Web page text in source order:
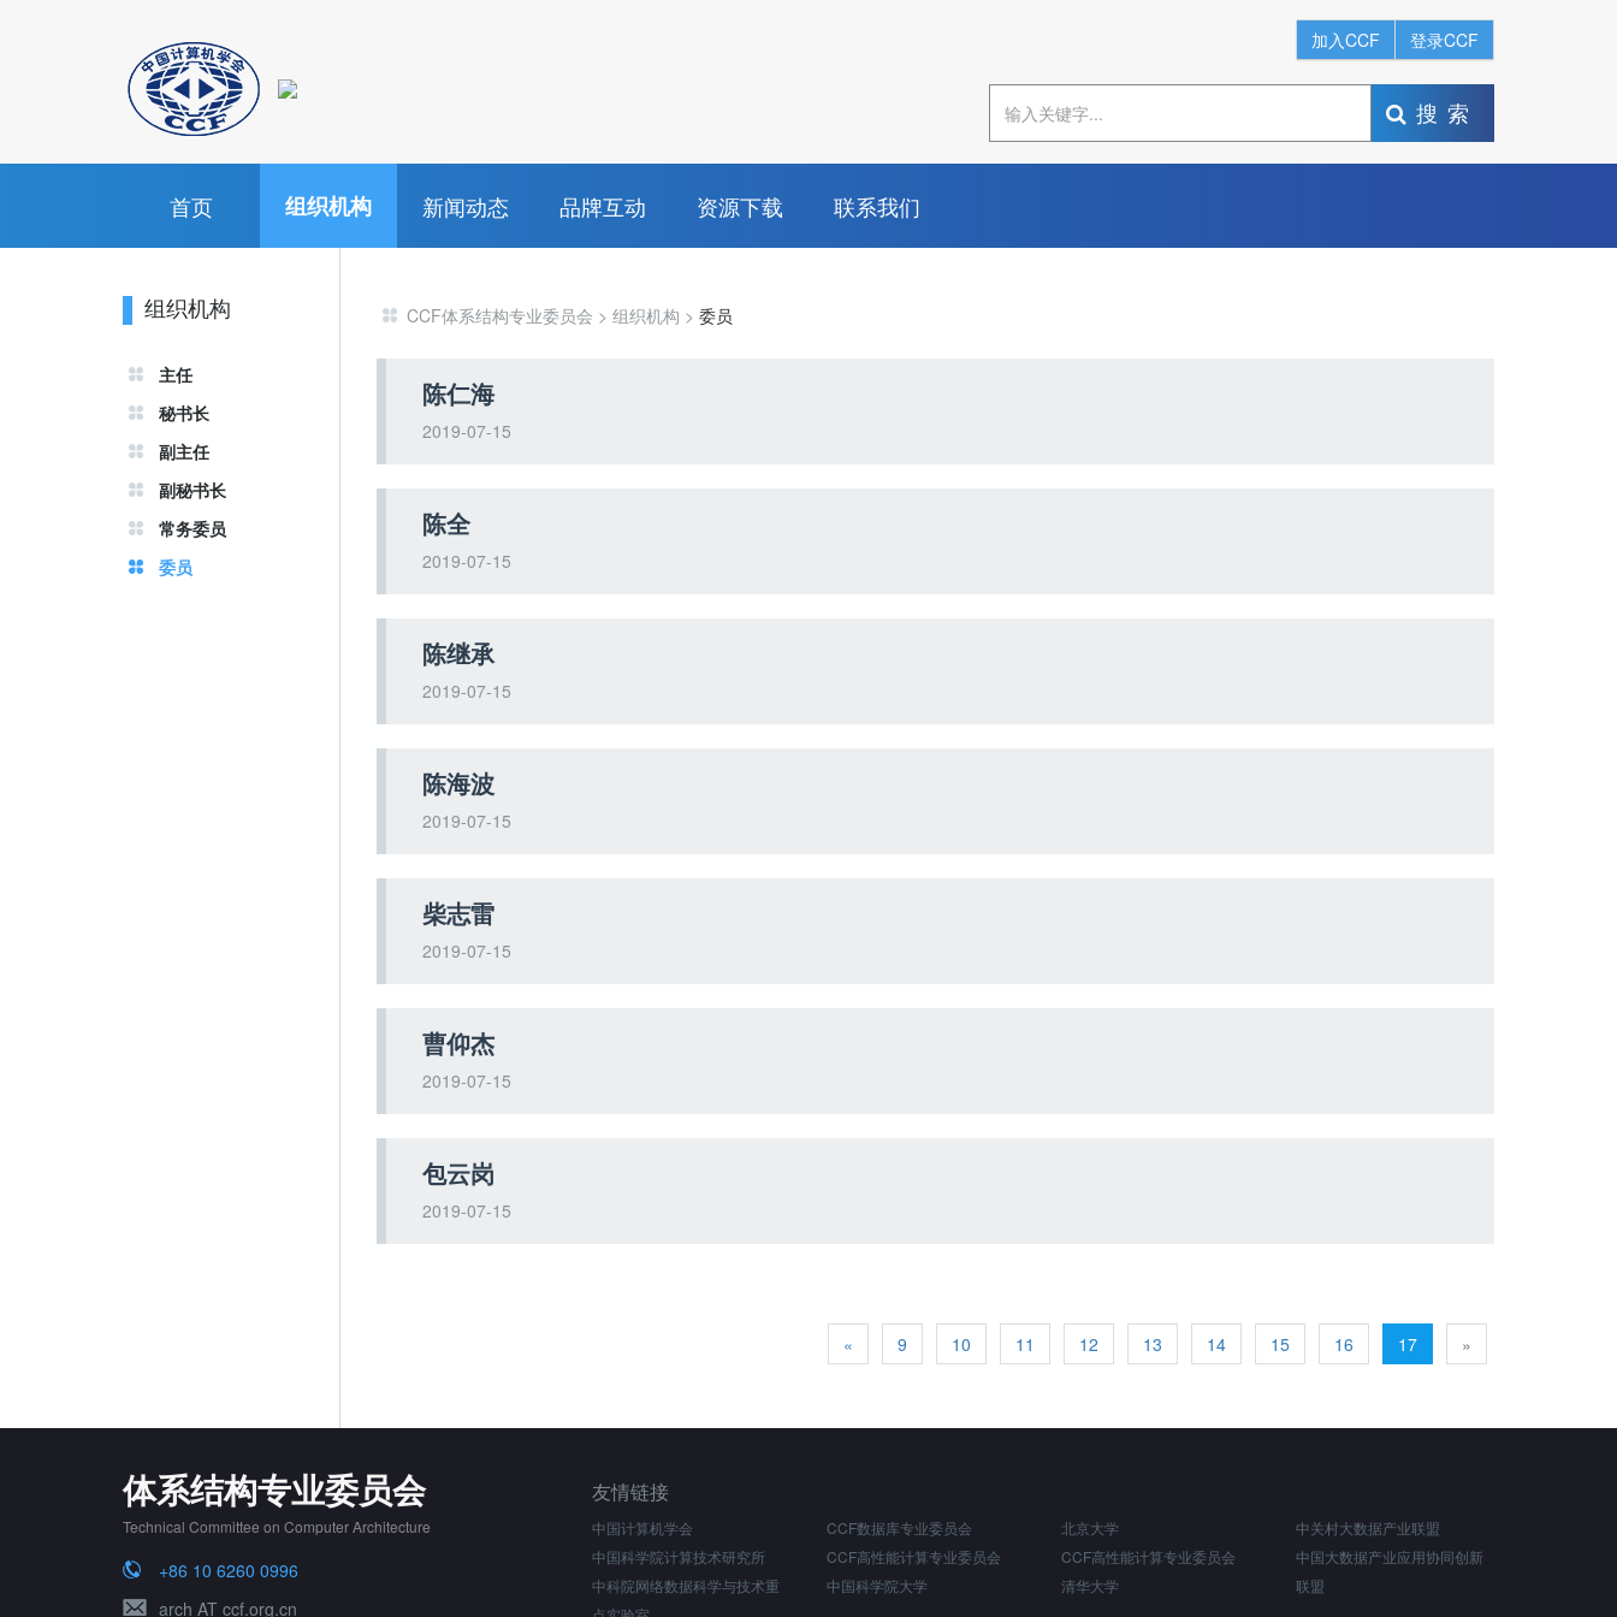
加入CCF 登录CCF
搜索
首页 组织机构 新闻动态 品牌互动 资源下载 联系我们
组织机构
主任
秘书长
副主任
副秘书长
常务委员
委员
CCF体系结构专业委员会 > 组织机构 > 委员
陈仁海
2019-07-15
陈全
2019-07-15
陈继承
2019-07-15
陈海波
2019-07-15
柴志雷
2019-07-15
曹仰杰
2019-07-15
包云岗
2019-07-15
« 9 10 11 12 13 14 15 16 17 »
体系结构专业委员会
Technical Committee on Computer Architecture
+86 10 6260 0996
arch AT ccf.org.cn
中关村大数据产业联盟
中国大数据产业应用协同创新
联盟
北京大学
CCF高性能计算专业委员会
清华大学
CCF数据库专业委员会
CCF高性能计算专业委员会
中国科学院大学
友情链接
中国计算机学会
中国科学院计算技术研究所
中科院网络数据科学与技术重